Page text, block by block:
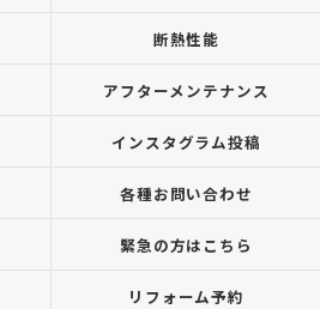
断熱性能
アフターメンテナンス
インスタグラム投稿
各種お問い合わせ
緊急の方はこちら
リフォーム予約